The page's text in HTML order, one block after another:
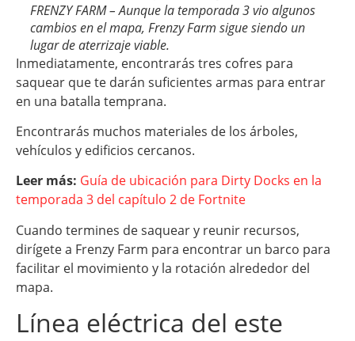
FRENZY FARM – Aunque la temporada 3 vio algunos
cambios en el mapa, Frenzy Farm sigue siendo un
lugar de aterrizaje viable.
Inmediatamente, encontrarás tres cofres para
saquear que te darán suficientes armas para entrar
en una batalla temprana.
Encontrarás muchos materiales de los árboles,
vehículos y edificios cercanos.
Leer más: Guía de ubicación para Dirty Docks en la
temporada 3 del capítulo 2 de Fortnite
Cuando termines de saquear y reunir recursos,
dirígete a Frenzy Farm para encontrar un barco para
facilitar el movimiento y la rotación alrededor del
mapa.
Línea eléctrica del este